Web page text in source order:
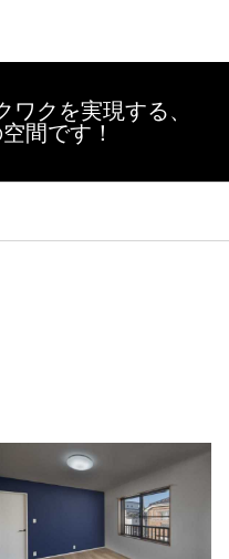
ワクを実現する、
間です！